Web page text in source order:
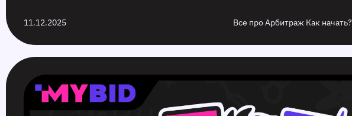
11.12.2025 Все про Арбитраж Как начать?